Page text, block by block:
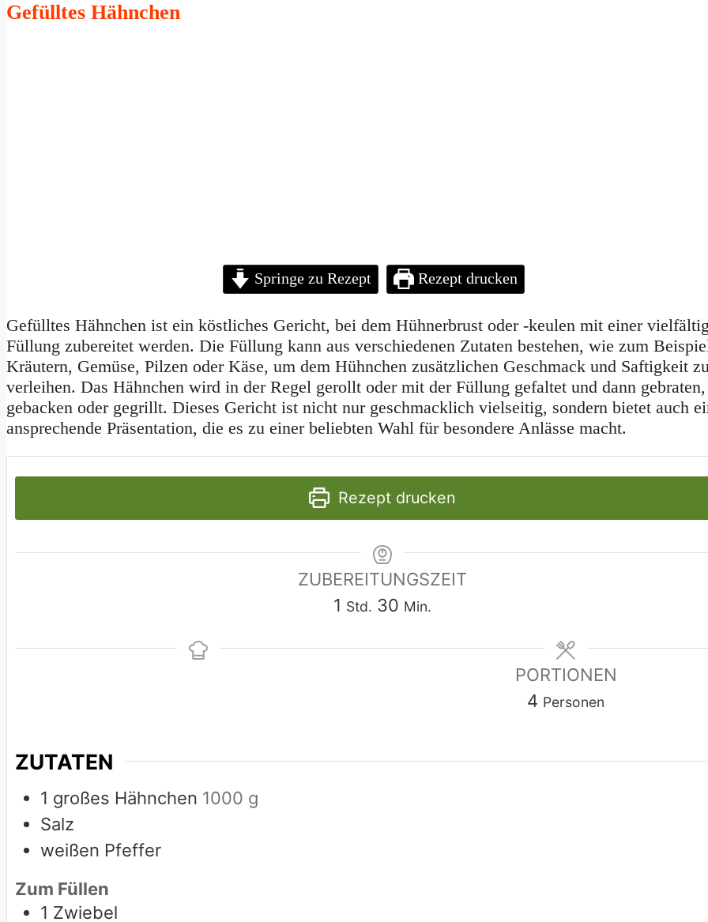
Gefülltes Hähnchen
Springe zu Rezept Rezept drucken
Gefülltes Hähnchen ist ein köstliches Gericht, bei dem Hühnerbrust oder -keulen mit einer
Füllung zubereitet werden. Die Füllung kann aus verschiedenen Zutaten bestehen, wie zum
Kräutern, Gemüse, Pilzen oder Käse, um dem Hühnchen zusätzlichen Geschmack und Saftigkeit
verleihen. Das Hähnchen wird in der Regel gerollt oder mit der Füllung gefaltet und dann gebraten,
gebacken oder gegrillt. Dieses Gericht ist nicht nur geschmacklich vielseitig, sondern bietet auch
ansprechende Präsentation, die es zu einer beliebten Wahl für besondere Anlässe macht.
Rezept drucken
ZUBEREITUNGSZEIT
1 Stunde
Std. 30Minuten
Min.
PORTIONEN
4 Personen
ZUTATEN
1 großes Hähnchen 1000 g
Salz
weißen Pfeffer
Zum Füllen
1 Zwiebel